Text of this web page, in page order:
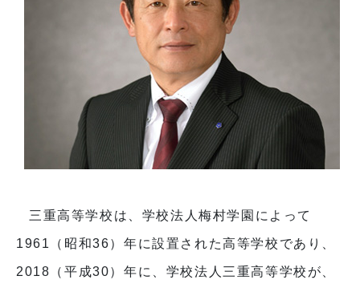
三重高等学校は、学校法人梅村学園によって
1961（昭和36）年に設置された高等学校であり、
2018（平成30）年に、学校法人三重高等学校が、